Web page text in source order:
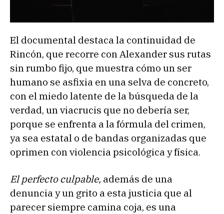
El documental destaca la continuidad de
Rincón, que recorre con Alexander sus rutas
sin rumbo fijo, que muestra cómo un ser
humano se asfixia en una selva de concreto,
con el miedo latente de la búsqueda de la
verdad, un viacrucis que no debería ser,
porque se enfrenta a la fórmula del crimen,
ya sea estatal o de bandas organizadas que
oprimen con violencia psicológica y física.
El perfecto culpable, además de una
denuncia y un grito a esta justicia que al
parecer siempre camina coja, es una